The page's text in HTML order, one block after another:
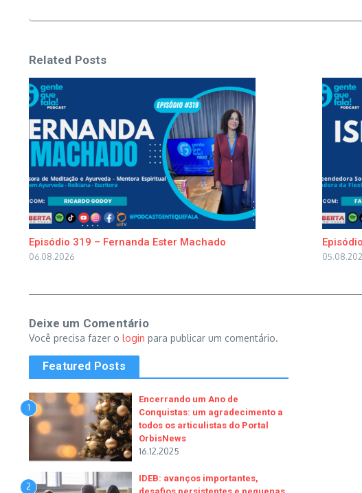
Related Posts
Episódio 319 – Fernanda Ester Machado
06.08.2026
Deixe um Comentário
Você precisa fazer o login para publicar um comentário.
Featured Posts
1
Encerrando um Ano de
Conquistas: um agradecimento a
todos os articulistas do Portal
OrbisNews
16.12.2025
2
IDEB: avanços importantes,